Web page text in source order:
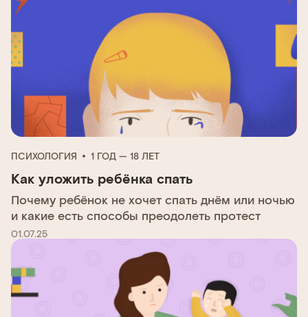
ПСИХОЛОГИЯ 1 ГОД — 18 ЛЕТ
Как уложить ребёнка спать
Почему ребёнок не хочет спать днём или ночью
и какие есть способы преодолеть протест
01.07.25